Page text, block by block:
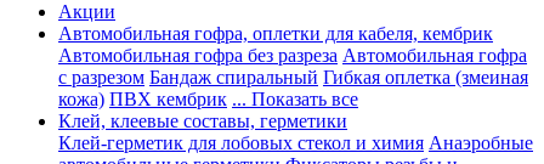
Акции
Автомобильная гофра, оплетки для кабеля, кембрик
Автомобильная гофра без разреза Автомобильная гофра
с разрезом Бандаж спиральный Гибкая оплетка (змеиная
кожа) ПВХ кембрик ... Показать все
Клей, клеевые составы, герметики
Клей-герметик для лобовых стекол и химия Анаэробные